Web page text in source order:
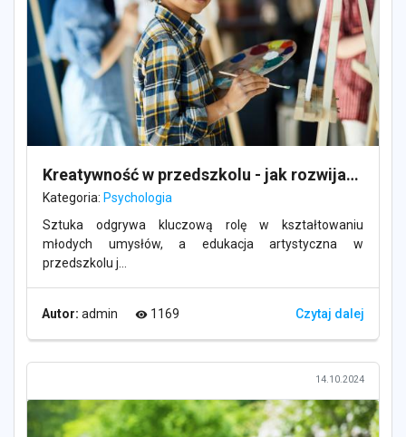
Kreatywność w przedszkolu - jak rozwijać małych artystów
Kategoria: Psychologia
Sztuka odgrywa kluczową rolę w kształtowaniu
młodych umysłów, a edukacja artystyczna w
przedszkolu j...
Autor: admin visibility 1169 Czytaj dalej
14.10.2024